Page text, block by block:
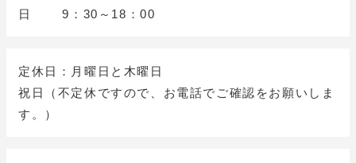
日 9：30～18：00
定休日：月曜日と木曜日
祝日（不定休ですので、お電話でご確認をお願いしま
す。）